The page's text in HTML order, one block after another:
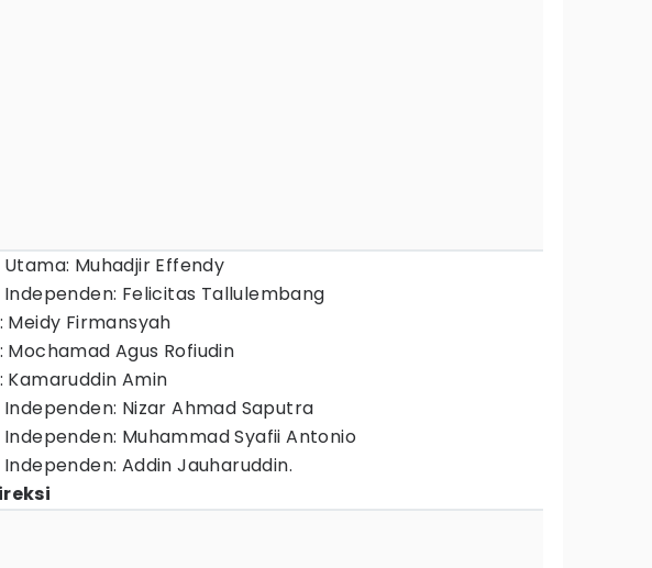
Utama: Muhadjir Effendy
Independen: Felicitas Tallulembang
Meidy Firmansyah
Mochamad Agus Rofiudin
Kamaruddin Amin
Independen: Nizar Ahmad Saputra
Independen: Muhammad Syafii Antonio
Independen: Addin Jauharuddin.